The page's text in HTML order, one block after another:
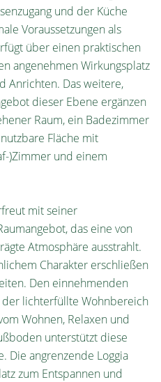
und der Küche
Voraussetzungen als
über einen praktischen
angenehmen Wirkungsplatz
Anrichten. Das weitere,
dieser Ebene ergänzen
Raum, ein Badezimmer
Fläche mit
)Zimmer und einem
mit seiner
das eine von
Atmosphäre ausstrahlt.
Charakter erschließen
Den einnehmenden
lichterfüllte Wohnbereich
Wohnen, Relaxen und
unterstützt diese
Die angrenzende Loggia
zum Entspannen und